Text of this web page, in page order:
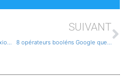
Prospection Digitale : Les 8 axiomes de la Maturité du besoin – 7/8
SUIVANT
8 opérateurs booléns Google que tout vendeur doit connaître.